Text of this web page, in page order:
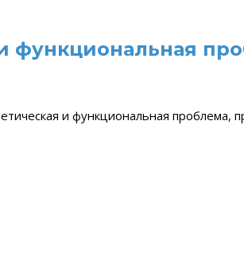
функциональная
и функциональная проблема,